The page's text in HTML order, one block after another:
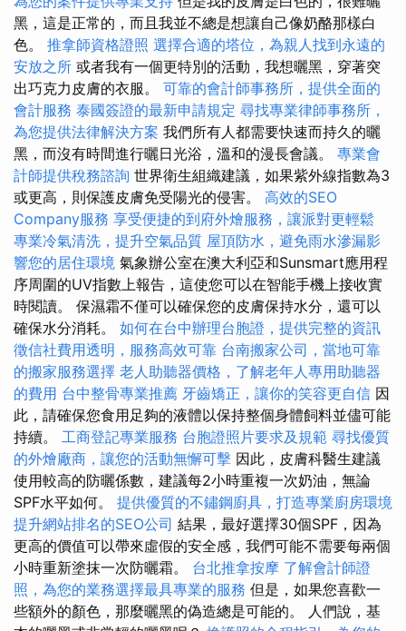
黑，這是正常的，而且我並不總是想讓自己像奶酪那樣白
色。 推拿師資格證照 選擇合適的塔位，為親人找到永遠的
安放之所 或者我有一個更特別的活動，我想曬黑，穿著突
出巧克力皮膚的衣服。 可靠的會計師事務所，提供全面的
會計服務 泰國簽證的最新申請規定 尋找專業律師事務所，
為您提供法律解決方案 我們所有人都需要快速而持久的曬
黑，而沒有時間進行曬日光浴，溫和的漫長會議。 專業會
計師提供稅務諮詢 世界衛生組織建議，如果紫外線指數為3
或更高，則保護皮膚免受陽光的侵害。 高效的SEO
Company服務 享受便捷的到府外燴服務，讓派對更輕鬆
專業冷氣清洗，提升空氣品質 屋頂防水，避免雨水滲漏影
響您的居住環境 氣象辦公室在澳大利亞和Sunsmart應用程
序周圍的UV指數上報告，這使您可以在智能手機上接收實
時閱讀。 保濕霜不僅可以確保您的皮膚保持水分，還可以
確保水分消耗。 如何在台中辦理台胞證，提供完整的資訊
徵信社費用透明，服務高效可靠 台南搬家公司，當地可靠
的搬家服務選擇 老人助聽器價格，了解老年人專用助聽器
的費用 台中整骨專業推薦 牙齒矯正，讓你的笑容更自信 因
此，請確保您食用足夠的液體以保持整個身體飼料並儘可能
持續。 工商登記專業服務 台胞證照片要求及規範 尋找優質
的外燴廠商，讓您的活動無懈可擊 因此，皮膚科醫生建議
使用較高的防曬係數，建議每2小時重複一次奶油，無論
SPF水平如何。 提供優質的不鏽鋼廚具，打造專業廚房環境
提升網站排名的SEO公司 結果，最好選擇30個SPF，因為
更高的價值可以帶來虛假的安全感，我們可能不需要每兩個
小時重新塗抹一次防曬霜。 台北推拿按摩 了解會計師證
照，為您的業務選擇最具專業的服務 但是，如果您喜歡一
些額外的顏色，那麼曬黑的偽造總是可能的。 人們說，基